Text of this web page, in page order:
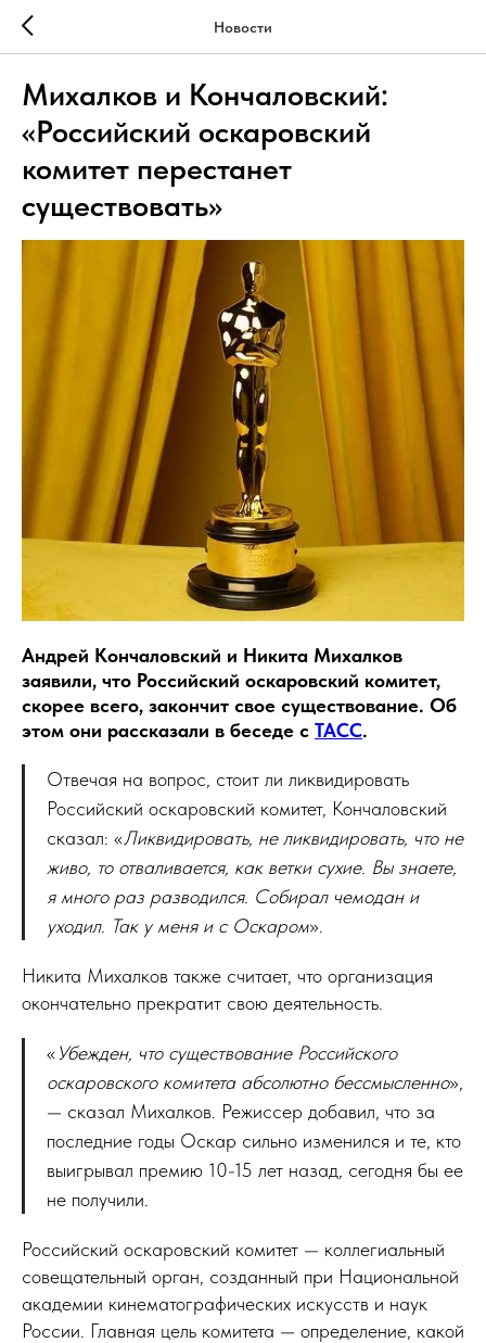
Новости
Михалков и Кончаловский:
«Российский оскаровский
комитет перестанет
существовать»
Андрей Кончаловский и Никита Михалков
заявили, что Российский оскаровский комитет,
скорее всего, закончит свое существование. Об
этом они рассказали в беседе с ТАСС.
Отвечая на вопрос, стоит ли ликвидировать
Российский оскаровский комитет, Кончаловский
сказал: «Ликвидировать, не ликвидировать, что не
живо, то отваливается, как ветки сухие. Вы знаете,
я много раз разводился. Собирал чемодан и
уходил. Так у меня и с Оскаром».
Никита Михалков также считает, что организация
окончательно прекратит свою деятельность.
«Убежден, что существование Российского
оскаровского комитета абсолютно бессмысленно»,
— сказал Михалков. Режиссер добавил, что за
последние годы Оскар сильно изменился и те, кто
выигрывал премию 10-15 лет назад, сегодня бы ее
не получили.
Российский оскаровский комитет — коллегиальный
совещательный орган, созданный при Национальной
академии кинематографических искусств и наук
России. Главная цель комитета — определение, какой